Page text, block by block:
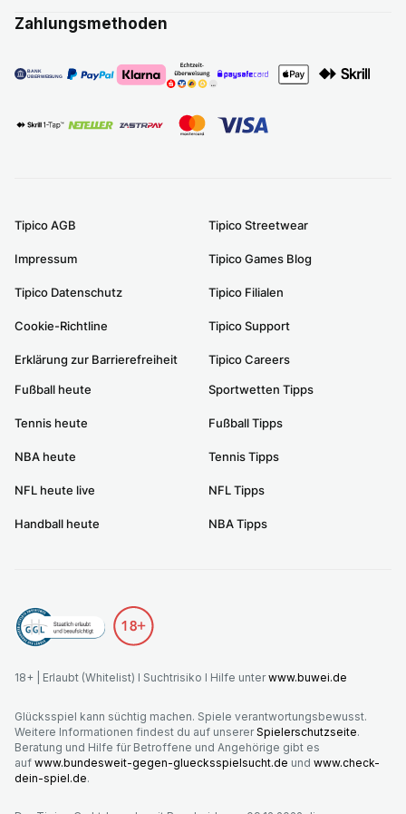
Zahlungsmethoden
Tipico AGB
Impressum
Tipico Datenschutz
Cookie-Richtline
Erklärung zur Barrierefreiheit
Tipico Streetwear
Tipico Games Blog
Tipico Filialen
Tipico Support
Tipico Careers
Fußball heute
Tennis heute
NBA heute
NFL heute live
Handball heute
Sportwetten Tipps
Fußball Tipps
Tennis Tipps
NFL Tipps
NBA Tipps
18+ | Erlaubt (Whitelist) I Suchtrisiko I Hilfe unterwww.buwei.de
Glücksspiel kann süchtig machen. Spiele verantwortungsbewusst.
Weitere Informationen findest du auf unsererSpielerschutzseite.
Beratung und Hilfe für Betroffene und Angehörige gibt es
auf www.bundesweit-gegen-gluecksspielsucht.de und www.check-
dein-spiel.de.